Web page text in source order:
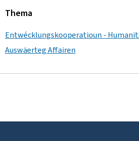
Thema
Entwécklungskooperatioun -
Auswäerteg Affairen